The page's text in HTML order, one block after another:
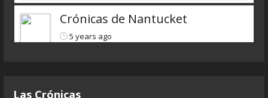
Crónicas de Nantucket
5 years ago
Las Crónicas